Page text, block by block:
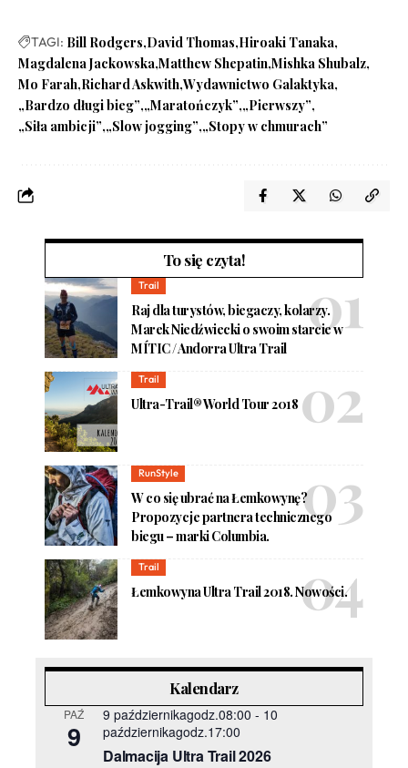
TAGI: Bill Rodgers David Thomas Hiroaki Tanaka
Magdalena Jackowska Matthew Shepatin Mishka Shubalz
Mo Farah Richard Askwith Wydawnictwo Galaktyka
„Bardzo długi bieg” „Maratończyk” „Pierwszy”
„Siła ambicji” „Slow jogging” „Stopy w chmurach”
To się czyta!
Trail
Raj dla turystów, biegaczy, kolarzy.
Marek Niedźwiecki o swoim starcie w
MÍTIC / Andorra Ultra Trail
Trail
Ultra-Trail® World Tour 2018
RunStyle
W co się ubrać na Łemkowynę?
Propozycje partnera technicznego
biegu – marki Columbia.
Trail
Łemkowyna Ultra Trail 2018. Nowości.
Kalendarz
PAŹ
9
9 październikagodz.08:00 - 10
październikagodz.17:00
Dalmacija Ultra Trail 2026